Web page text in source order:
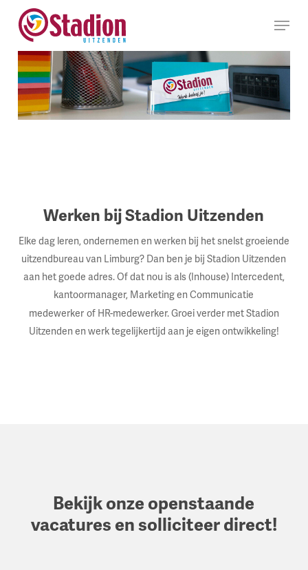
naar
hoofdinhoud
Menu
Werken bij Stadion Uitzenden
Elke dag leren, ondernemen en werken bij het snelst groeiende
uitzendbureau van Limburg? Dan ben je bij Stadion Uitzenden
aan het goede adres. Of dat nou is als (Inhouse) Intercedent,
kantoormanager, Marketing en Communicatie
medewerker of HR-medewerker. Groei verder met Stadion
Uitzenden en werk tegelijkertijd aan je eigen ontwikkeling!
Bekijk onze openstaande
vacatures en solliciteer direct!